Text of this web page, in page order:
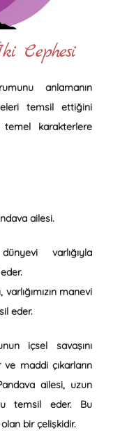
Cephesi
anlamanın
temsil ettiğini
karakterlere
ailesi.
varlığıyla
varlığımızın manevi
eder.
içsel savaşını
maddi çıkarların
ailesi, uzun
temsil eder. Bu
bir çelişkidir.